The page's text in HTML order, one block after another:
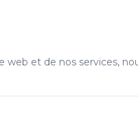
web et de nos services,